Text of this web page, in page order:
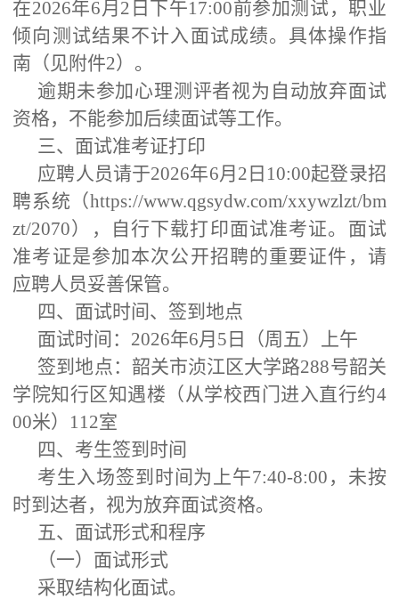
在2026年6月2日下午17:00前参加测试，职业
倾向测试结果不计入面试成绩。具体操作指
南（见附件2）。
逾期未参加心理测评者视为自动放弃面试
资格，不能参加后续面试等工作。
三、面试准考证打印
应聘人员请于2026年6月2日10:00起登录招
聘系统（https://www.qgsydw.com/xxywzlzt/bm
zt/2070），自行下载打印面试准考证。面试
准考证是参加本次公开招聘的重要证件，请
应聘人员妥善保管。
四、面试时间、签到地点
面试时间：2026年6月5日（周五）上午
签到地点：韶关市浈江区大学路288号韶关
学院知行区知遇楼（从学校西门进入直行约4
00米）112室
四、考生签到时间
考生入场签到时间为上午7:40-8:00，未按
时到达者，视为放弃面试资格。
五、面试形式和程序
（一）面试形式
采取结构化面试。